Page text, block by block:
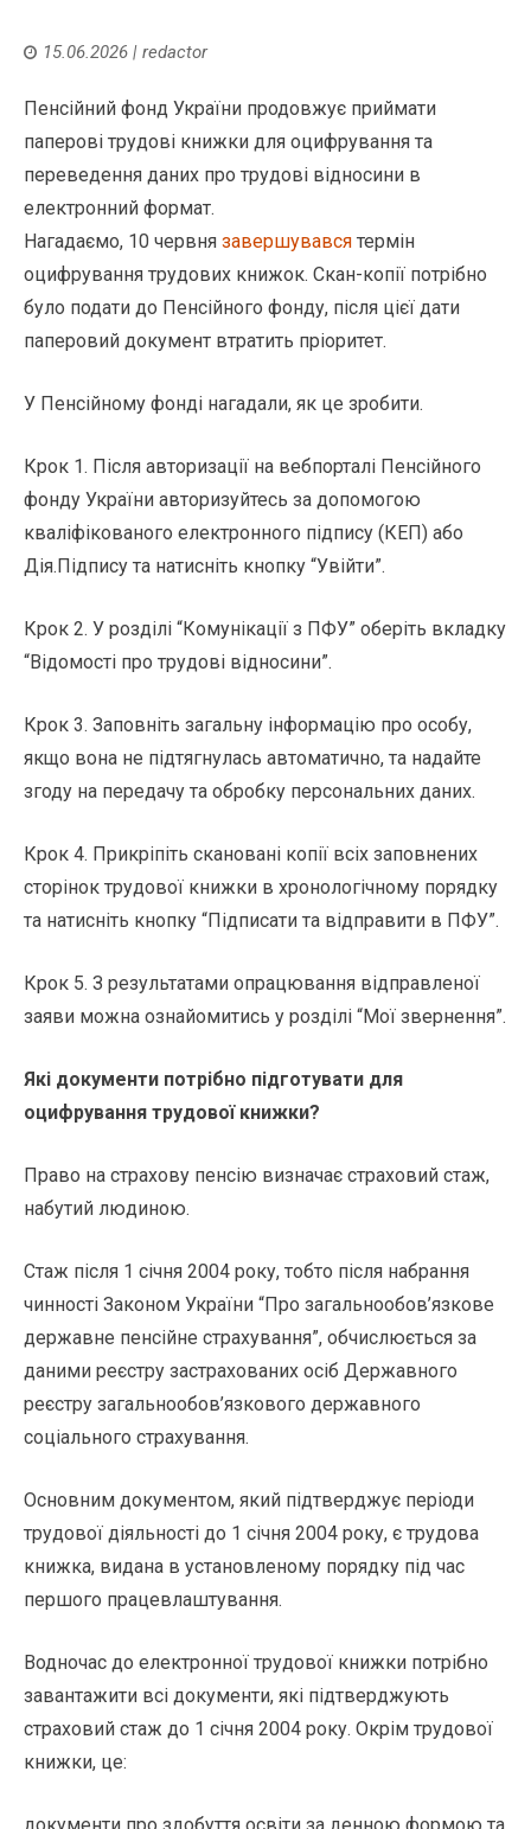
15.06.2026 | redactor
Пенсійний фонд України продовжує приймати
паперові трудові книжки для оцифрування та
переведення даних про трудові відносини в
електронний формат.
Нагадаємо, 10 червня завершувався термін
оцифрування трудових книжок. Скан-копії потрібно
було подати до Пенсійного фонду, після цієї дати
паперовий документ втратить пріоритет.
У Пенсійному фонді нагадали, як це зробити.
Крок 1. Після авторизації на вебпорталі Пенсійного
фонду України авторизуйтесь за допомогою
кваліфікованого електронного підпису (КЕП) або
Дія.Підпису та натисніть кнопку “Увійти”.
Крок 2. У розділі “Комунікації з ПФУ” оберіть вкладку
“Відомості про трудові відносини”.
Крок 3. Заповніть загальну інформацію про особу,
якщо вона не підтягнулась автоматично, та надайте
згоду на передачу та обробку персональних даних.
Крок 4. Прикріпіть скановані копії всіх заповнених
сторінок трудової книжки в хронологічному порядку
та натисніть кнопку “Підписати та відправити в ПФУ”.
Крок 5. З результатами опрацювання відправленої
заяви можна ознайомитись у розділі “Мої звернення”.
Які документи потрібно підготувати для
оцифрування трудової книжки?
Право на страхову пенсію визначає страховий стаж,
набутий людиною.
Стаж після 1 січня 2004 року, тобто після набрання
чинності Законом України “Про загальнообов’язкове
державне пенсійне страхування”, обчислюється за
даними реєстру застрахованих осіб Державного
реєстру загальнообов’язкового державного
соціального страхування.
Основним документом, який підтверджує періоди
трудової діяльності до 1 січня 2004 року, є трудова
книжка, видана в установленому порядку під час
першого працевлаштування.
Водночас до електронної трудової книжки потрібно
завантажити всі документи, які підтверджують
страховий стаж до 1 січня 2004 року. Окрім трудової
книжки, це: